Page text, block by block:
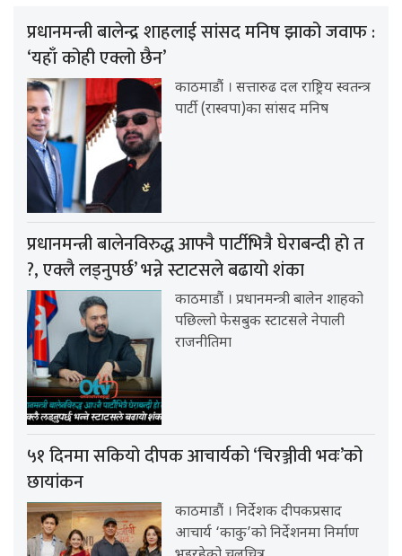
प्रधानमन्त्री बालेन्द्र शाहलाई सांसद मनिष झाको जवाफ :
‘यहाँ कोही एक्लो छैन’
काठमाडौं । सत्तारुढ दल राष्ट्रिय स्वतन्त्र
पार्टी (रास्वपा)का सांसद मनिष
प्रधानमन्त्री बालेनविरुद्ध आफ्नै पार्टीभित्रै घेराबन्दी हो त
?, एक्लै लड्नुपर्छ’ भन्ने स्टाटसले बढायो शंका
काठमाडौं । प्रधानमन्त्री बालेन शाहको
पछिल्लो फेसबुक स्टाटसले नेपाली
राजनीतिमा
५१ दिनमा सकियो दीपक आचार्यको ‘चिरञ्जीवी भवः’को
छायांकन
काठमाडौं । निर्देशक दीपकप्रसाद
आचार्य ‘काकु’को निर्देशनमा निर्माण